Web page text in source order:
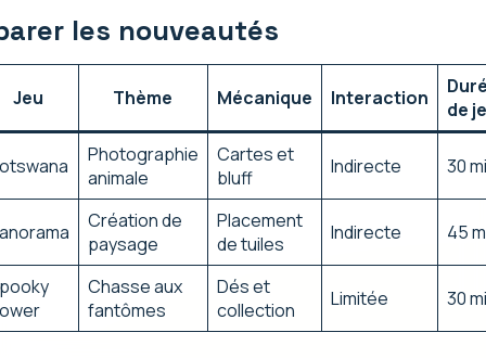
les nouveautés
Jeu Thème Mécanique Interaction
de
Photographie
animale
Cartes et
bluff
Indirecte 30
Création de
paysage
Placement
de tuiles
Indirecte 45
Chasse aux
fantômes
Dés et
collection
Limitée 30